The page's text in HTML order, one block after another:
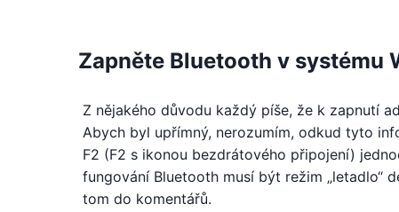
Zapněte Bluetooth v systému
Z nějakého důvodu každý píše, že k zapnutí
Abych byl upřímný, nerozumím, odkud tyto
F2 (F2 s ikonou bezdrátového připojení)
fungování Bluetooth musí být režim „letadlo“
tom do komentářů.